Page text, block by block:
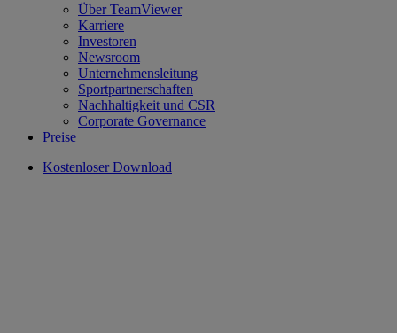
Über TeamViewer
Karriere
Investoren
Newsroom
Unternehmensleitung
Sportpartnerschaften
Nachhaltigkeit und CSR
Corporate Governance
Preise
Kostenloser Download